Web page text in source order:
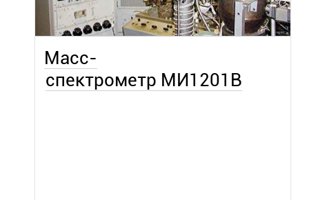
Масс-
спектрометр МИ1201В